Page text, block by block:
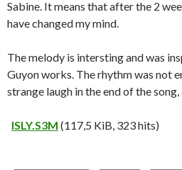
Sabine. It means that after the 2
have changed my mind.
The melody is intersting and was
Guyon works. The rhythm was not
strange laugh in the end of the
ISLY.S3M (117,5 KiB, 323 hits)